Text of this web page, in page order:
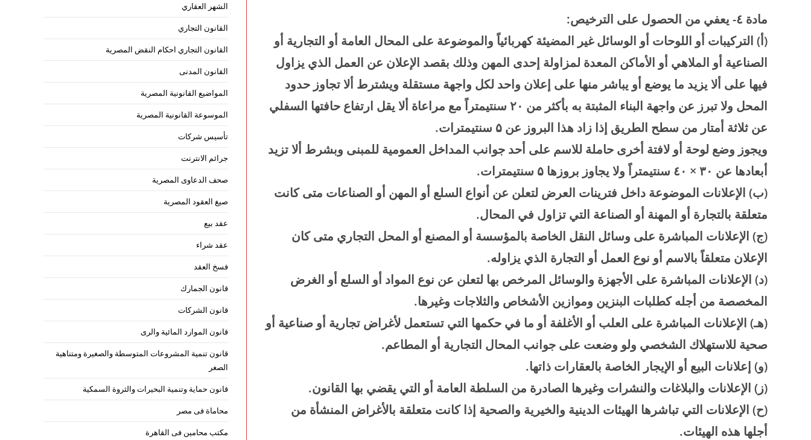
مادة ٤- يعفي من الحصول على الترخيص
:
(أ) التركيبات أو اللوحات أو الوسائل غير المضيئة كهربائياً والموضوعة على المحال العامة أو التجارية أو
الصناعية أو الملاهي أو الأماكن المعدة لمزاولة إحدى المهن وذلك بقصد الإعلان عن العمل الذي يزاول
فيها على ألا يزيد ما يوضع أو يباشر منها على إعلان واحد لكل واجهة مستقلة ويشترط ألا تجاوز حدود
المحل ولا تبرز عن واجهة البناء المثبتة به بأكثر من ۲۰ سنتيمتراً مع مراعاة ألا يقل ارتفاع حافتها السفلي
عن ثلاثة أمتار من سطح الطريق إذا زاد هذا البروز عن ۵ سنتيمترات.
ويجوز وضع لوحة أو لافتة أخرى حاملة للاسم على أحد جوانب المداخل العمومية للمبنى وبشرط ألا تزيد
أبعادها عن ۳۰ × ٤۰ سنتيمتراً ولا يجاوز بروزها ۵ سنتيمترات.
(ب) الإعلانات الموضوعة داخل فترينات العرض لتعلن عن أنواع السلع أو المهن أو الصناعات متى كانت
متعلقة بالتجارة أو المهنة أو الصناعة التي تزاول في المحال.
(ج) الإعلانات المباشرة على وسائل النقل الخاصة بالمؤسسة أو المصنع أو المحل التجاري متى كان
الإعلان متعلقاً بالاسم أو نوع العمل أو التجارة الذي يزاوله.
(د) الإعلانات المباشرة على الأجهزة والوسائل المرخص بها لتعلن عن نوع المواد أو السلع أو الغرض
المخصصة من أجله كطلبات البنزين وموازين الأشخاص والثلاجات وغيرها.
(هـ) الإعلانات المباشرة على العلب أو الأغلفة أو ما في حكمها التي تستعمل لأغراض تجارية أو صناعية أو
صحية للاستهلاك الشخصي ولو وضعت على جوانب المحال التجارية أو المطاعم.
(و) إعلانات البيع أو الإيجار الخاصة بالعقارات ذاتها.
(ز) الإعلانات والبلاغات والنشرات وغيرها الصادرة من السلطة العامة أو التي يقضي بها القانون.
(ح) الإعلانات التي تباشرها الهيئات الدينية والخيرية والصحية إذا كانت متعلقة بالأغراض المنشأة من
أجلها هذه الهيئات.
الشهر العقاري
القانون التجاري
القانون التجاري احكام النقض المصرية
القانون المدنى
المواضيع القانونية المصرية
الموسوعة القانونية المصرية
تأسيس شركات
جرائم الانترنت
صحف الدعاوى المصرية
صيغ العقود المصرية
عقد بيع
عقد شراء
فسخ العقد
قانون الجمارك
قانون الشركات
قانون الموارد المائية والرى
قانون تنمية المشروعات المتوسطة والصغيرة ومتناهية
الصغر
قانون حماية وتنمية البحيرات والثروة السمكية
محاماة فى مصر
مكتب محامين فى القاهرة